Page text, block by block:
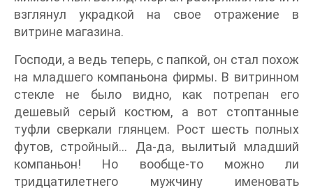
взглянул украдкой на свое отражение в
витрине магазина.
Господи, а ведь теперь, с папкой, он стал похож
на младшего компаньона фирмы. В витринном
стекле не было видно, как потрепан его
дешевый серый костюм, а вот стоптанные
туфли сверкали глянцем. Рост шесть полных
футов, стройный… Да-да, вылитый младший
компаньон! Но вообще-то можно ли
тридцатилетнего мужчину именовать